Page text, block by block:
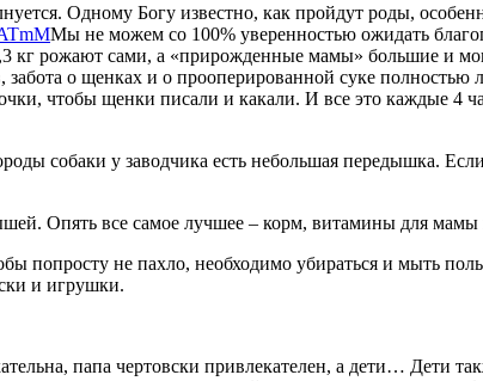
Одному Богу известно, как пройдут роды,
Мы не можем со 100% уверенностью ожидать
кг рожают сами, а «прирожденные мамы» большие и
о щенках и о прооперированной суке полностью
чтобы щенки писали и какали. И все это каждые 4
собаки у заводчика есть небольшая передышка.
Опять все самое лучшее – корм, витамины для мамы
попросту не пахло, необходимо убираться и мыть
и игрушки.
папа чертовски привлекателен, а дети… Дети